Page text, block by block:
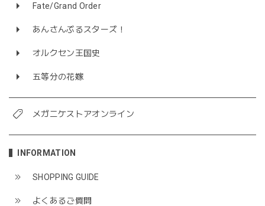
Fate/Grand Order
あんさんぶるスターズ！
オルクセン王国史
五等分の花嫁
メガニケストアオンライン
INFORMATION
SHOPPING GUIDE
よくあるご質問